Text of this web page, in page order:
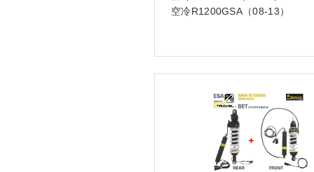
空冷R1200GSA（08-13）